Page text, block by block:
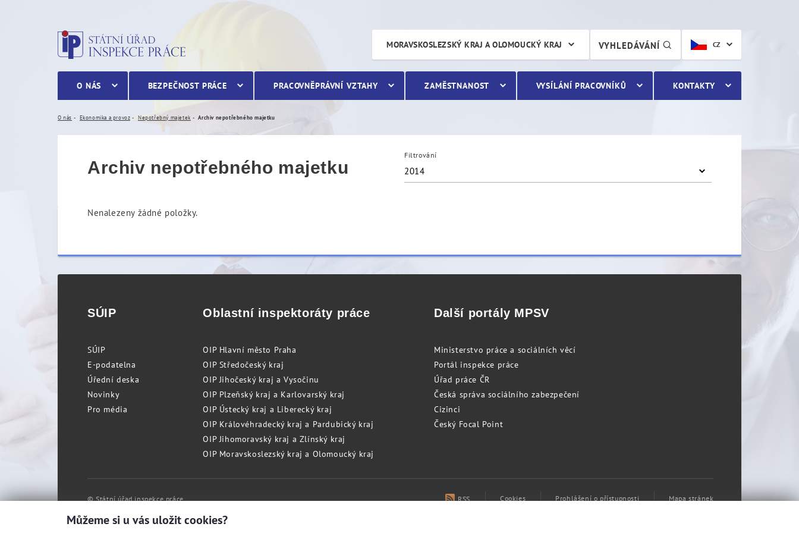
Archiv nepotřebného majetku
CZ
VYHLEDÁVÁNÍ
MORAVSKOSLEZSKÝ KRAJ A OLOMOUCKÝ KRAJ
O NÁS BEZPEČNOST PRÁCE PRACOVNĚPRÁVNÍ VZTAHY ZAMĚSTNANOST VYSÍLÁNÍ PRACOVNÍKŮ KONTAKTY
O nás Ekonomika a provoz Nepotřebný majetek Archiv nepotřebného majetku
Archiv nepotřebného majetku
Filtrování
2014
Nenalezeny žádné položky.
SÚIP
SÚIP
E-podatelna
Úřední deska
Novinky
Pro média
Oblastní inspektoráty práce
OIP Hlavní město Praha
OIP Středočeský kraj
OIP Jihočeský kraj a Vysočinu
OIP Plzeňský kraj a Karlovarský kraj
OIP Ústecký kraj a Liberecký kraj
OIP Královéhradecký kraj a Pardubický kraj
OIP Jihomoravský kraj a Zlínský kraj
OIP Moravskoslezský kraj a Olomoucký kraj
Další portály MPSV
Ministerstvo práce a sociálních věcí
Portál inspekce práce
Úřad práce ČR
Česká správa sociálního zabezpečení
Cizinci
Český Focal Point
RSS Cookies Prohlášení o přístupnosti Mapa stránek
© Státní úřad inspekce práce
Můžeme si u vás uložit cookies?